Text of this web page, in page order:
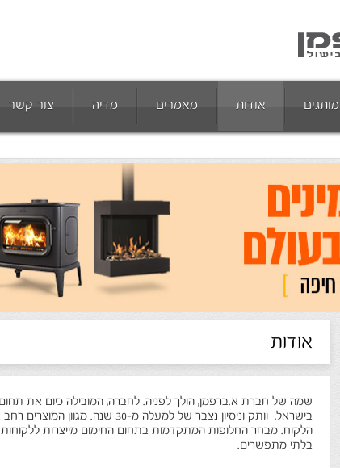
מותגים אודות מאמרים מדיה צור קשר
אודות
שמה של חברת א.ברפמן, הולך לפניה. לחברה, המובילה כיום את תחום
בישראל, וותק וניסיון נצבר של למעלה
הלקוח. מבחר החלופות המתקדמות בתחום החימום מייצרות
בלתי מתפשרים.